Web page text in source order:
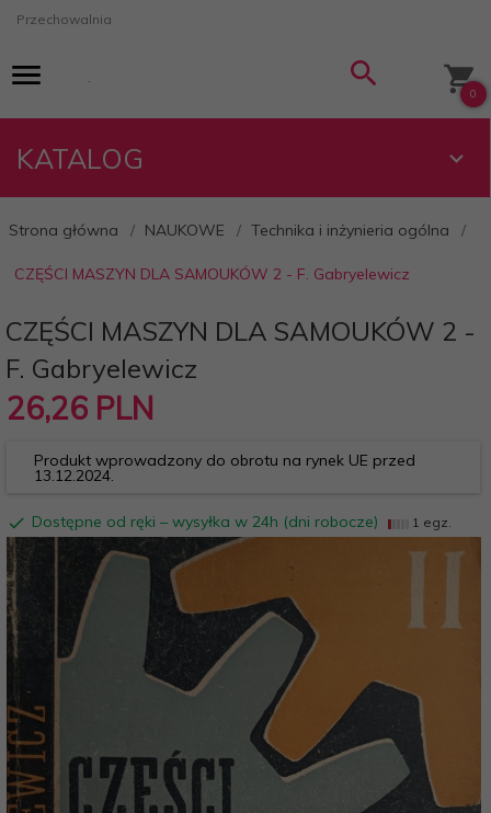
Przechowalnia
0
KATALOG
Strona główna NAUKOWE Technika i inżynieria ogólna
CZĘŚCI MASZYN DLA SAMOUKÓW 2 - F. Gabryelewicz
CZĘŚCI MASZYN DLA SAMOUKÓW 2 -
F. Gabryelewicz
26,26 PLN
Produkt wprowadzony do obrotu na rynek UE przed
13.12.2024.
Dostępne od ręki – wysyłka w 24h (dni robocze) 1 egz.